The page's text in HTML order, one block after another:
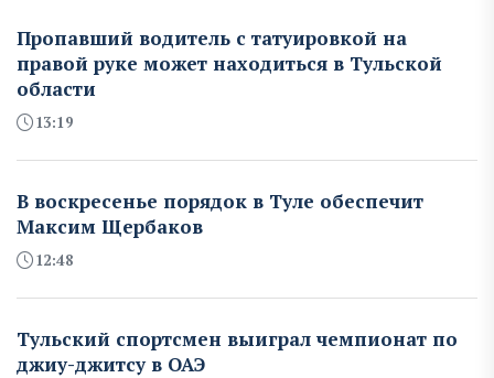
Пропавший водитель с татуировкой на
правой руке может находиться в Тульской
области
13:19
В воскресенье порядок в Туле обеспечит
Максим Щербаков
12:48
Тульский спортсмен выиграл чемпионат по
джиу-джитсу в ОАЭ